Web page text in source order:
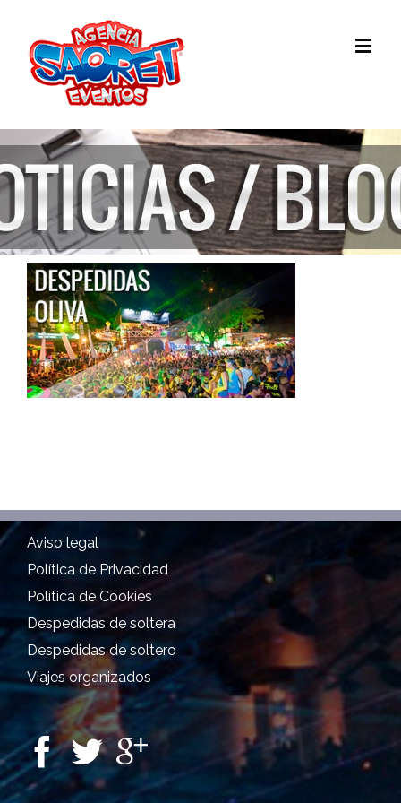
Aviso legal
Política de Privacidad
Política de Cookies
Despedidas de soltera
Despedidas de soltero
Viajes organizados